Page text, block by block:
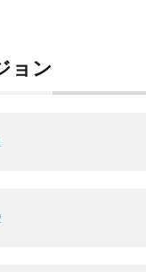
ョン